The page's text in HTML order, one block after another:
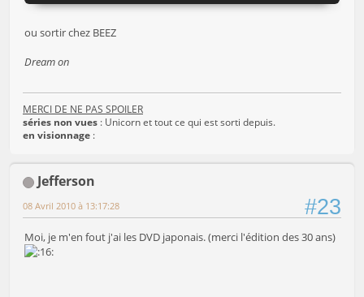
ou sortir chez BEEZ
Dream on
MERCI DE NE PAS SPOILER
séries non vues : Unicorn et tout ce qui est sorti depuis.
en visionnage :
Jefferson
#23
08 Avril 2010 à 13:17:28
Moi, je m'en fout j'ai les DVD japonais. (merci l'édition des 30 ans)